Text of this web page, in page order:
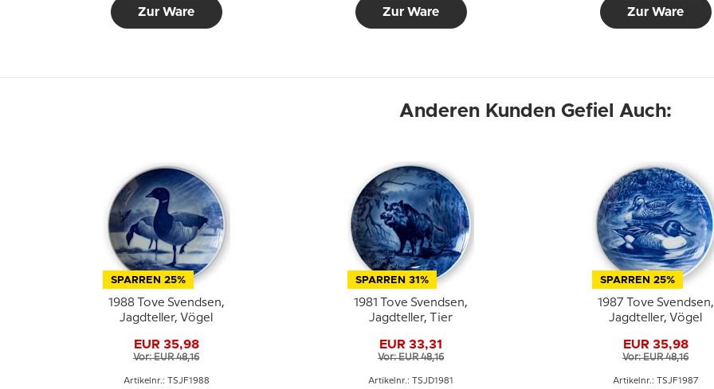
Zur Ware Zur Ware Zur Ware
Anderen Kunden Gefiel Auch:
SPARREN 25%
1988 Tove Svendsen,
Jagdteller, Vögel
EUR 35,98
Vor: EUR 48,16
Artikelnr.: TSJF1988
SPARREN 31%
1981 Tove Svendsen,
Jagdteller, Tier
EUR 33,31
Vor: EUR 48,16
Artikelnr.: TSJD1981
SPARREN 25%
1987 Tove Svendsen,
Jagdteller, Vögel
EUR 35,98
Vor: EUR 48,16
Artikelnr.: TSJF1987